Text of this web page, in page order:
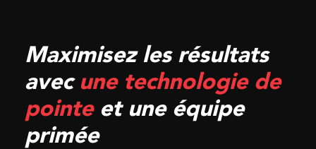
Maximisez les résultats
avec une technologie de
pointe et une équipe
primée